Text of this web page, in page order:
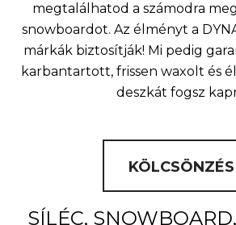
megtalálhatod a számodra
snowboardot. Az élményt a
márkák biztosítják! Mi pedig
karbantartott, frissen waxolt és
deszkát fogsz
KÖLCSÖNZÉS
SÍLÉC,